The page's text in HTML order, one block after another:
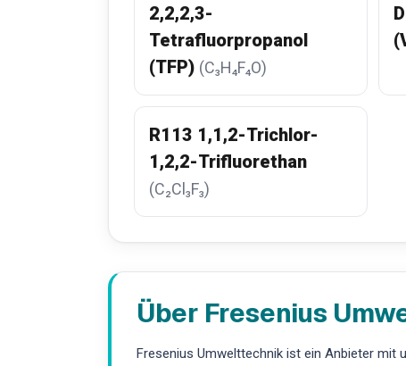
2,2,2,3-
Tetrafluorpropanol
(TFP) (C₃H₄F₄O)
R113 1,1,2-Trichlor-
1,2,2-Trifluorethan
(C₂Cl₃F₃)
Über Fresenius
Fresenius Umwelttechnik ist ein Anbieter mit